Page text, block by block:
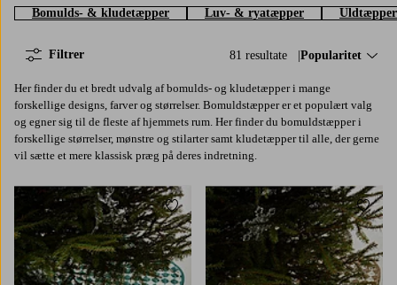
Bomulds- & kludetæpper Luv- & ryatæpper Uldtæpper
81 resultate Sorter efter:
Popularitet
Filtrer
Her finder du et bredt udvalg af bomulds- og kludetæpper i mange
forskellige designs, farver og størrelser. Bomuldstæpper er et populært valg
og egner sig til de fleste af hjemmets rum. Her finder du bomuldstæpper i
forskellige størrelser, mønstre og stilarter samt kludetæpper til alle, der gerne
vil sætte et mere klassisk præg på deres indretning.
Tilføj til favoritter Tilføj